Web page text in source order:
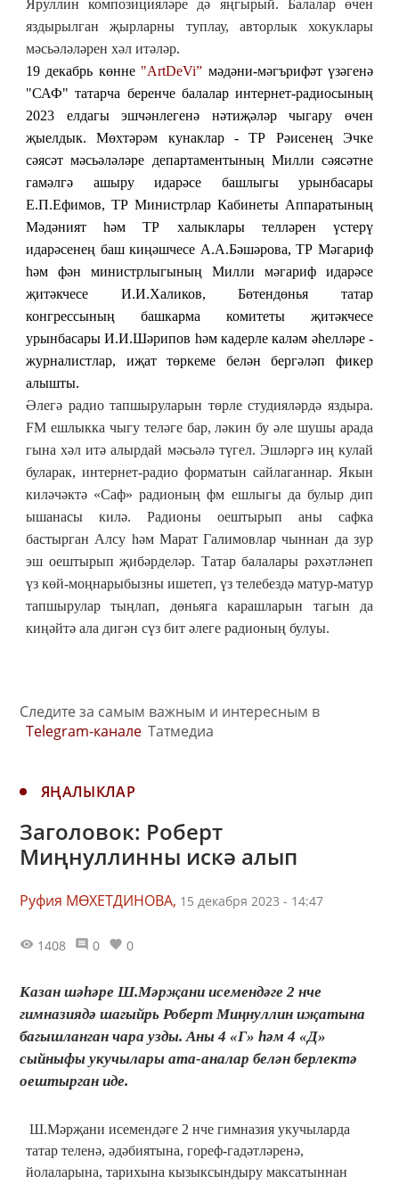
Яруллинкомпозицияләре дә яңгырый. Балалар өчен
яздырылган җырларны туплау, авторлык хокуклары
мәсьәләләрен хәл итәләр.
19 декабрь көнне "ArtDeVi” мәдәни-мәгърифәт үзәгенә
"САФ" татарча беренче балалар интернет-радиосының
2023 елдагы эшчәнлегенә нәтиҗәләр чыгару өчен
җыелдык. Мөхтәрәм кунаклар - ТР Рәисенең Эчке
сәясәт мәсьәләләре департаментының Милли сәясәтне
гамәлгә ашыру идарәсе башлыгы урынбасары
Е.П.Ефимов, ТР Министрлар Кабинеты Аппаратының
Мәдәният һәм ТР халыклары телләрен үстерү
идарәсенең баш киңәшчесе А.А.Бәшәрова, ТР Мәгариф
һәм фән министрлыгының Милли мәгариф идарәсе
җитәкчесе И.И.Халиков, Бөтендөнья татар
конгрессының башкарма комитеты җитәкчесе
урынбасарыИ.И.Шәрипов һәм кадерлекаләм әһелләре -
журналистлар, иҗат төркеме белән бергәләп фикер
алышты.
Әлегә радио тапшыруларын төрле студияләрдә яздыра.
FM ешлыкка чыгу теләге бар, ләкин бу әле шушы арада
гына хәл итә алырдай мәсьәлә түгел. Эшләргә иң кулай
буларак, интернет-радио форматын сайлаганнар. Якын
киләчәктә «Саф» радионың фм ешлыгы да булыр дип
ышанасы килә. Радионы оештырып аны сафка
бастырган Алсу һәм Марат Галимовлар чыннан да зур
эш оештырып җибәрделәр. Татар балалары рәхәтләнеп
үз көй-моңнарыбызны ишетеп, үз телебездә матур-матур
тапшырулар тыңлап, дөньяга карашларын тагын да
киңәйтә ала дигән сүз бит әлеге радионың булуы.
Следите за самым важным и интересным в
Telegram-канале Татмедиа
ЯҢАЛЫКЛАР
Заголовок: Роберт
Миңнуллинны искә алып
Руфия МӨХЕТДИНОВА, 15 декабря 2023 - 14:47
1408 0 0
Казан шәһәре Ш.Мәрҗани исемендәге 2 нче
гимназиядә шагыйрь Роберт Миңнуллин иҗатына
багышланган чара узды. Аны 4 «Г» һәм 4 «Д»
сыйныфы укучылары ата-аналар белән берлектә
оештырган иде.
Ш.Мәрҗани исемендәге 2 нче гимназия укучыларда
татар теленә, әдәбиятына, гореф-гадәтләренә,
йолаларына, тарихына кызыксындыру максатыннан